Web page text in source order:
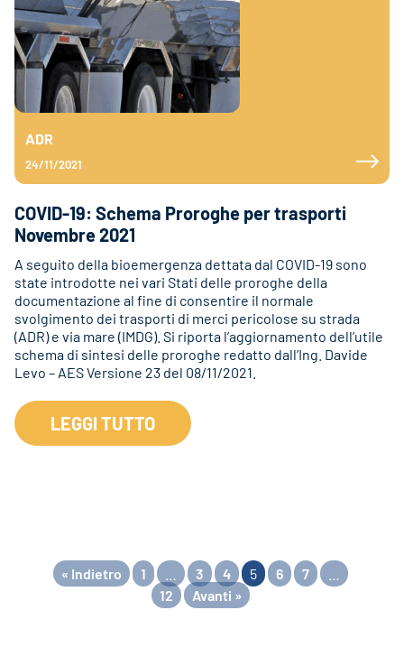
ADR
24/11/2021
COVID-19: Schema Proroghe per trasporti
Novembre 2021
A seguito della bioemergenza dettata dal COVID-19 sono
state introdotte nei vari Stati delle proroghe della
documentazione al fine di consentire il normale
svolgimento dei trasporti di merci pericolose su strada
(ADR) e via mare (IMDG). Si riporta l’aggiornamento dell’utile
schema di sintesi delle proroghe redatto dall’Ing. Davide
Levo – AES Versione 23 del 08/11/2021.
LEGGI TUTTO
« Indietro 1 3 4 5 6 7
12
Avanti »